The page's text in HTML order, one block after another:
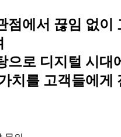
점에서 끊임 없이
으로 디지털 시대
치를 고객들에게